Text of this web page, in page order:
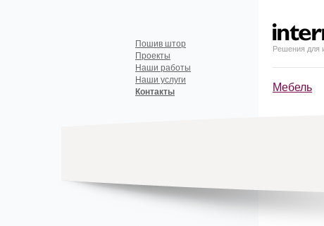
Решения для
Мебель
Пошив штор
Проекты
Наши работы
Наши услуги
Контакты